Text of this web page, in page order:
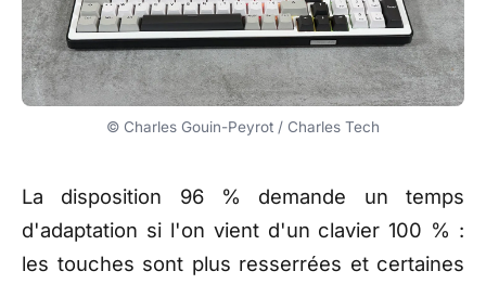
© Charles Gouin-Peyrot / Charles Tech
La disposition 96 % demande un temps
d'adaptation si l'on vient d'un clavier 100 % :
les touches sont plus resserrées et certaines